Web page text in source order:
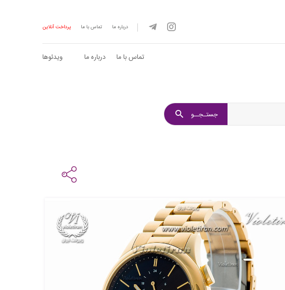
پرداخت آنلاین تماس با ما درباره ما
ویدئوها درباره ما تماس با ما
جستـجــو